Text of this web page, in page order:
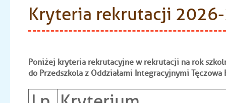
Kryteria rekrutacji
Poniżej kryteria rekrutacyjne w rekrutacji na rok
do Przedszkola z Oddziałami Integracyjnymi